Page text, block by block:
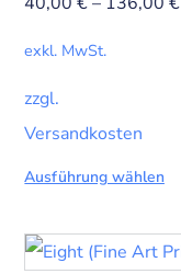
exkl. MwSt.
zzgl.
Versandkosten
Ausführung wählen